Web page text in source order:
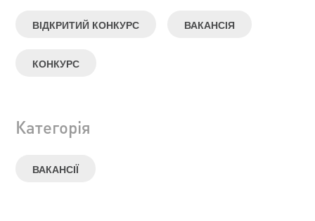
ВІДКРИТИЙ КОНКУРС ВАКАНСІЯ
КОНКУРС
Категорія
ВАКАНСІЇ